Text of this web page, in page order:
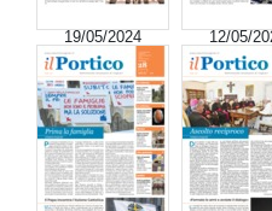
19/05/2024 12/05/